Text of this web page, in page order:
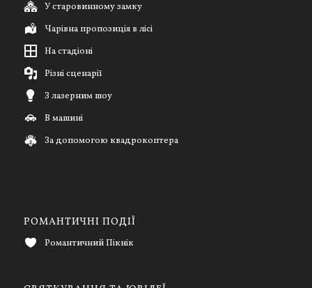
У старовинному замку
Чарівна пропозиція в лісі
На стадіоні
Різні сценарії
З лазерним шоу
В машині
За допомогою квадрокоптера
РОМАНТИЧНІ ПОДІЇ
Романтичний Пікнік